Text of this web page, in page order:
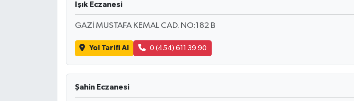
Işık Eczanesi
GAZİ MUSTAFA KEMAL CAD. NO:182 B
Yol Tarifi Al 0 (454) 611 39 90
Şahin Eczanesi
BİLİM TEKNOLOJİ